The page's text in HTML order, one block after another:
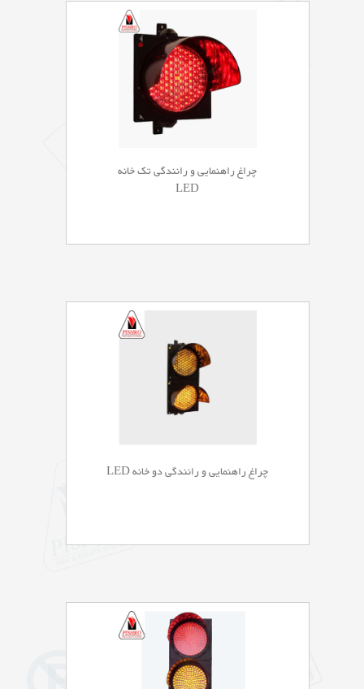
چراغ راهنمایی و رانندگی تک خانه
LED
چراغ راهنمایی و رانندگی دو خانه LED